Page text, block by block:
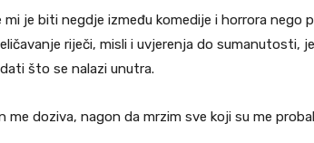
mi je biti negdje između komedije i horrora
riječi, misli i uvjerenja do sumanutosti,
što se nalazi unutra.
me doziva, nagon da mrzim sve koji su me